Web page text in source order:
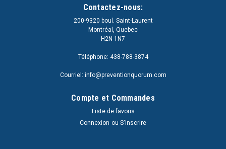
Contactez-nous:
200-9320 boul. Saint-Laurent
Montréal, Quebec
H2N 1N7
Téléphone: 438-788-3874
Courriel: info@preventionquorum.com
Compte et Commandes
Liste de favoris
Connexion ou S'inscrire